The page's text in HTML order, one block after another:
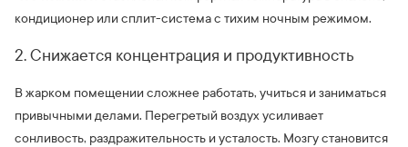
кондиционер или сплит-система с тихим ночным режимом.
2. Снижается концентрация и продуктивность
В жарком помещении сложнее работать, учиться и заниматься
привычными делами. Перегретый воздух усиливает
сонливость, раздражительность и усталость. Мозгу становится